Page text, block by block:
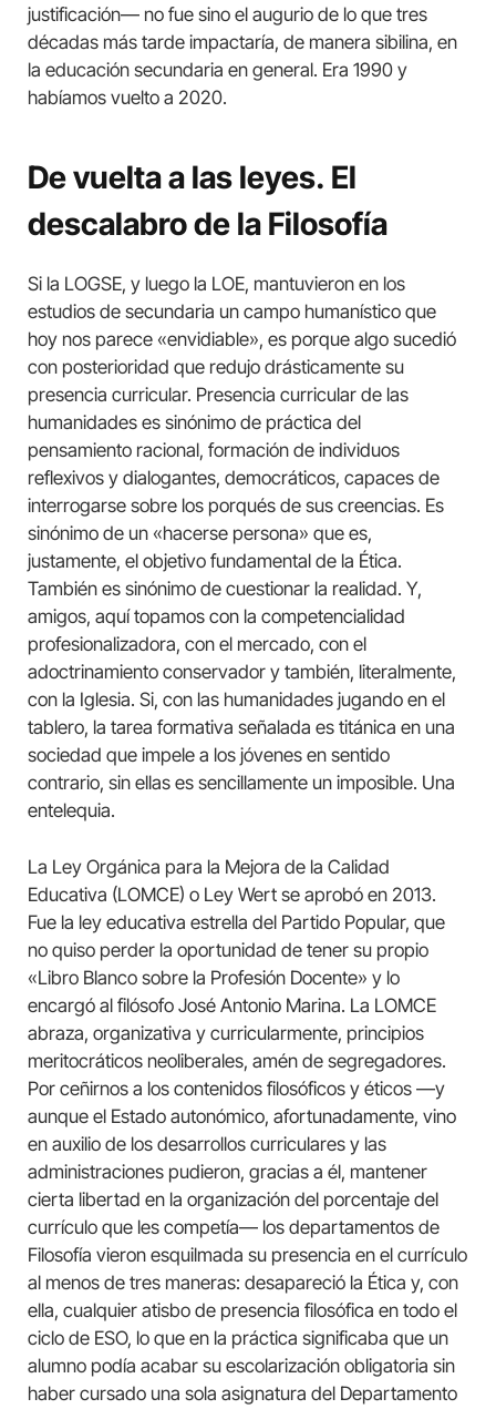
justificación— no fue sino el augurio de lo que tres
décadas más tarde impactaría, de manera sibilina, en
la educación secundaria en general. Era 1990 y
habíamos vuelto a 2020.
De vuelta a las leyes. El
descalabro de la Filosofía
Si la LOGSE, y luego la LOE, mantuvieron en los
estudios de secundaria un campo humanístico que
hoy nos parece «envidiable», es porque algo sucedió
con posterioridad que redujo drásticamente su
presencia curricular. Presencia curricular de las
humanidades es sinónimo de práctica del
pensamiento racional, formación de individuos
reflexivos y dialogantes, democráticos, capaces de
interrogarse sobre los porqués de sus creencias. Es
sinónimo de un «hacerse persona» que es,
justamente, el objetivo fundamental de la Ética.
También es sinónimo de cuestionar la realidad. Y,
amigos, aquí topamos con la competencialidad
profesionalizadora, con el mercado, con el
adoctrinamiento conservador y también, literalmente,
con la Iglesia. Si, con las humanidades jugando en el
tablero, la tarea formativa señalada es titánica en una
sociedad que impele a los jóvenes en sentido
contrario, sin ellas es sencillamente un imposible. Una
entelequia.
La Ley Orgánica para la Mejora de la Calidad
Educativa (LOMCE) o Ley Wert se aprobó en 2013.
Fue la ley educativa estrella del Partido Popular, que
no quiso perder la oportunidad de tener su propio
«Libro Blanco sobre la Profesión Docente» y lo
encargó al filósofo José Antonio Marina. La LOMCE
abraza, organizativa y curricularmente, principios
meritocráticos neoliberales, amén de segregadores.
Por ceñirnos a los contenidos filosóficos y éticos —y
aunque el Estado autonómico, afortunadamente, vino
en auxilio de los desarrollos curriculares y las
administraciones pudieron, gracias a él, mantener
cierta libertad en la organización del porcentaje del
currículo que les competía— los departamentos de
Filosofía vieron esquilmada su presencia en el currículo
al menos de tres maneras: desapareció la Ética y, con
ella, cualquier atisbo de presencia filosófica en todo el
ciclo de ESO, lo que en la práctica significaba que un
alumno podía acabar su escolarización obligatoria sin
haber cursado una sola asignatura del Departamento